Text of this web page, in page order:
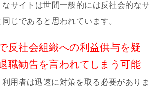
なサイトは世間一般的には反社会的なサ
じであると思われています。
反社会組織への利益供与を疑
職勧告を言われてしまう可能
利用者は迅速に対策を取る必要がありま